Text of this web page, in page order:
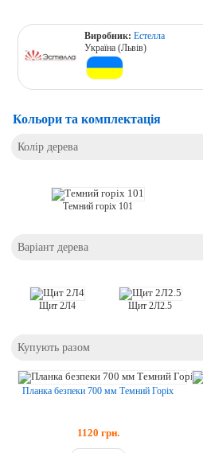
Виробник:Естелла
Україна (Львів)
Кольори та комплектація
Колір дерева
Темний горіх 101
Варіант дерева
Щит 2Л4 Щит 2Л2.5
Купують разом
Планка безпеки 700 мм Темний Горіх
1120 грн.